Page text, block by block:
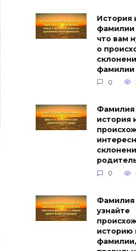
История
фамилии
что вам
о
фамилии
0
Фамилия
история
0
Фамилия
узнайте
историю